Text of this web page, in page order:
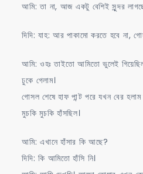
আমি: তা না, আজ একটু বেশিই সুন্দর
দিদি: যাহ: আর পাকামো করতে হবে না,
আমি: ওহঃ তাইতো আমিতো ভুলেই
ঢুকে গেলাম।
গোসল শেষে হাফ পান্ট পরে যখন বের
মুচকি মুচকি হাঁসছিল।
আমি: এখানে হাঁসার কি আছে?
দিদি: কি আমিতো হাঁসি নি।